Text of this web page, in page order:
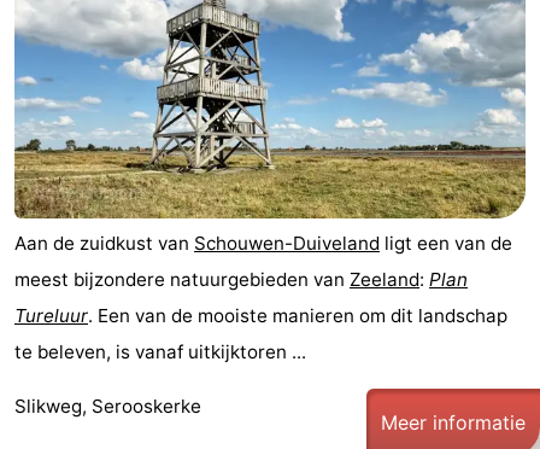
van
Schouwen
Veere
-
Natuur
Oranjezon
-
Oostkapelle
-
Natuur
Mantelingen
-
Zoutelande
-
Aan de zuidkust van Schouwen-Duiveland ligt een van de
meest bijzondere natuurgebieden van Zeeland: Plan
Tureluur. Een van de mooiste manieren om dit landschap
te beleven, is vanaf uitkijktoren ...
Slikweg, Serooskerke
Meer informatie